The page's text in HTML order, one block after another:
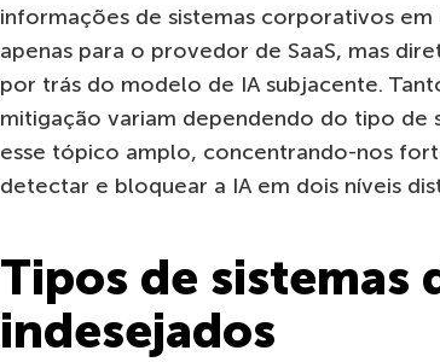
informações de sistemas corporativos
apenas para o provedor de SaaS, mas
por trás do modelo de IA subjacente.
mitigação variam dependendo do tipo de
esse tópico amplo, concentrando-nos
detectar e bloquear a IA em dois níveis
Tipos de sistemas
indesejados